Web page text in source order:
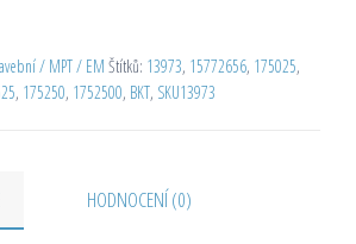
/ MPT / EM Štítků: 13973, 15772656, 175025,
, 175250, 1752500, BKT, SKU13973
HODNOCENÍ (0)